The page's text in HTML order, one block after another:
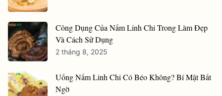
Công Dụng Của Nấm Linh Chi Trong Làm Đẹp
Và Cách Sử Dụng
2 tháng 8, 2025
Uống Nấm Linh Chi Có Béo Không? Bí Mật Bất
Ngờ